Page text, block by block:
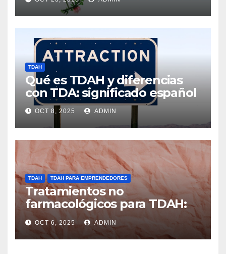
TDAH
Qué es TDAH y diferencias
con TDA: significado español
OCT 8, 2025 ADMIN
TDAH TDAH PARA EMPRENDEDORES
Tratamientos no
farmacológicos para TDAH:
opciones prácticas
OCT 6, 2025 ADMIN